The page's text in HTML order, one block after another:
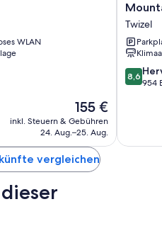
WLAN
Der
Preis
beträgt
155 €
inkl. Steuern & Gebühren
24. Aug.–25. Aug.
Chalets
Motel
Twizel
Twizel
8.6
von
8,6
954
vergleichen